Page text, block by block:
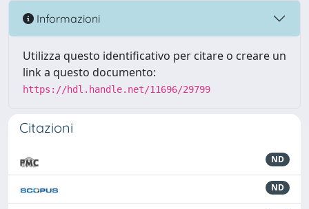
Informazioni
Utilizza questo identificativo per citare o creare un
link a questo documento:
https://hdl.handle.net/11696/29799
Citazioni
ND
ND